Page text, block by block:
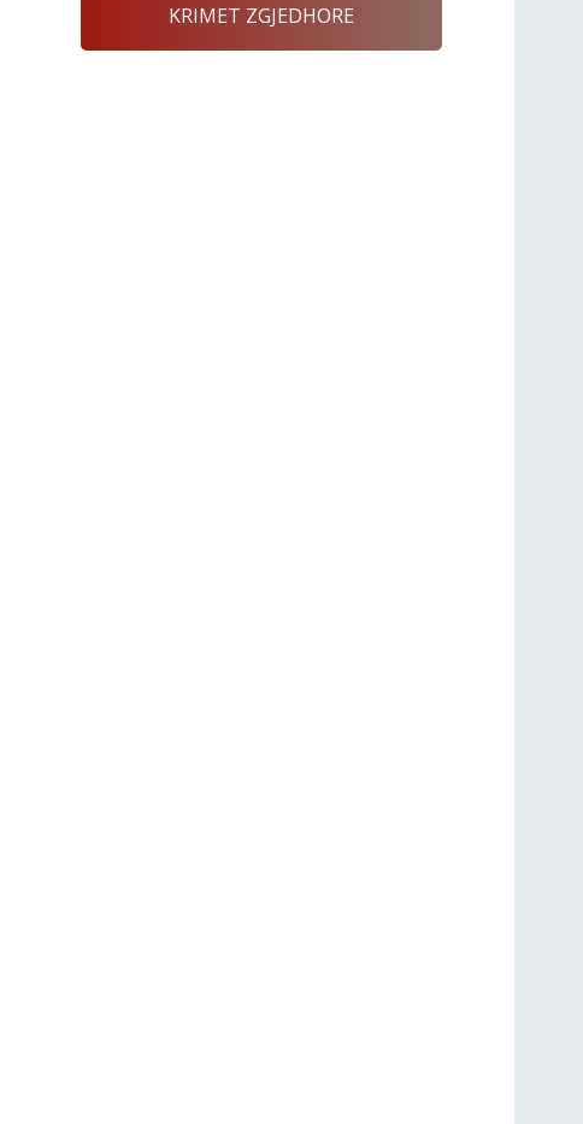
KRIMET ZGJEDHORE